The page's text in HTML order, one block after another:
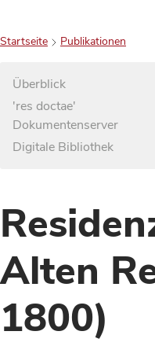
Startseite Publikationen
Überblick
'res doctae'
Dokumentenserver
Digitale Bibliothek
Alten
1800)